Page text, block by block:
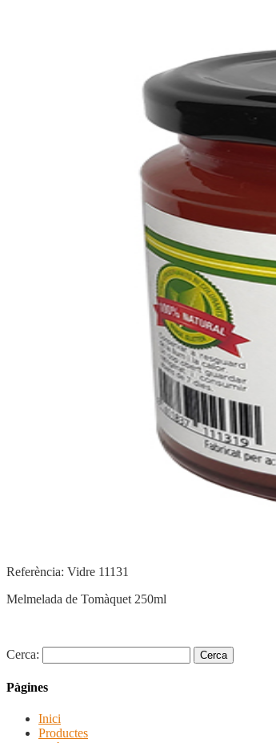
Referència: Vidre 11131
Melmelada de Tomàquet 250ml
Cerca:
Pàgines
Inici
Productes